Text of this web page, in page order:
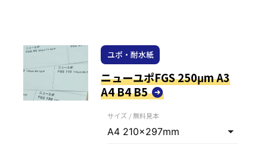
ユポ・耐水紙
ニューユポFGS 250μm A3
A4 B4 B5
サイズ / 無料見本